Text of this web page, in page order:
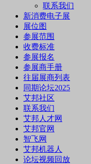
联系我们
新消费电子展
展位图
参展范围
收费标准
参展报名
参展商手册
往届展商列表
同期论坛2025
艾邦社区
联系我们
艾邦人才网
艾邦官网
智飞网
艾邦机器人
论坛视频回放